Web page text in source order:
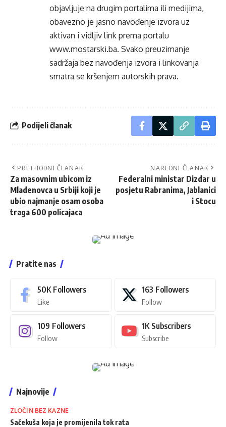
objavljuje na drugim portalima ili medijima,
obavezno je jasno navođenje izvora uz
aktivan i vidljiv link prema portalu
www.mostarski.ba. Svako preuzimanje
sadržaja bez navođenja izvora i linkovanja
smatra se kršenjem autorskih prava.
Podijeli članak
PRETHODNI ČLANAK
Za masovnim ubicom iz
Mladenovca u Srbiji koji je
ubio najmanje osam osoba
traga 600 policajaca
NAREDNI ČLANAK
Federalni ministar Dizdar u
posjetu Rabranima, Jablanici
i Stocu
Pratite nas
50K Followers
Like
163 Followers
Follow
109 Followers
Follow
1K Subscribers
Subscribe
Najnovije
ZLOČIN BEZ KAZNE
Sačekuša koja je promijenila tok rata